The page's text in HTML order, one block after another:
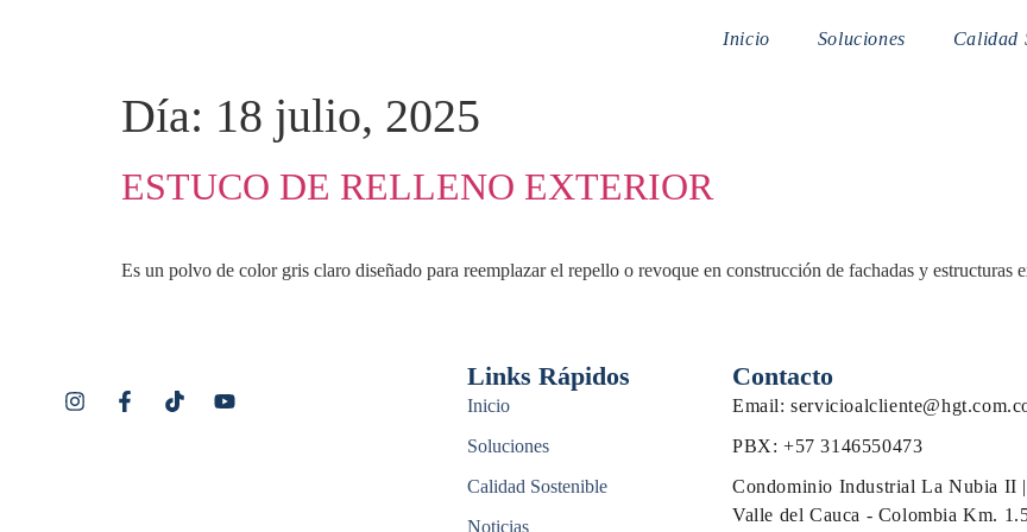
Inicio Soluciones Calidad
Día: 18 julio, 2025
ESTUCO DE RELLENO EXTERIOR
Es un polvo de color gris claro diseñado para reemplazar el repello o revoque en construcción de fachadas y estructuras
Links Rápidos
Inicio
Soluciones
Calidad Sostenible
Noticias
Contacto
Email:
PBX: +57 3146550473
Condominio Industrial La Nubia II
Valle del Cauca - Colombia Km.